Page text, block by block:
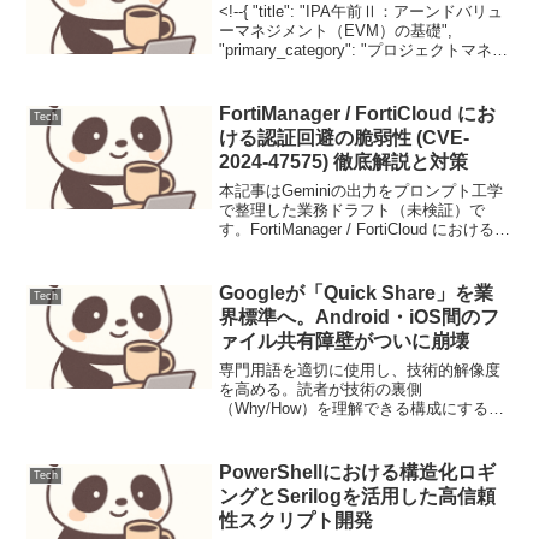
<!--{ "title": "IPA午前Ⅱ：アーンドバリュ
ーマネジメント（EVM）の基礎",
"primary_category": "プロジェクトマネジ
Tech
FortiManager / FortiCloud にお
ける認証回避の脆弱性 (CVE-
2024-47575) 徹底解説と対策
本記事はGeminiの出力をプロンプト工学
で整理した業務ドラフト（未検証）で
す。FortiManager / FortiCloud における認
FortiMa...
Tech
Googleが「Quick Share」を業
界標準へ。Android・iOS間のフ
ァイル共有障壁がついに崩壊
専門用語を適切に使用し、技術的解像度
を高める。読者が技術の裏側
（Why/How）を理解できる構成にする。
度を最大化する。本記事はGeminiの出力
をプロンプ...
Tech
PowerShellにおける構造化ロギ
ングとSerilogを活用した高信頼
性スクリプト開発